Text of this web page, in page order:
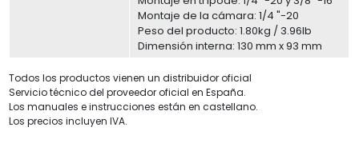
Montaje de la cámara: 1/4 "-20
Peso del producto: 1.80kg / 3.96lb
Dimensión interna: 130 mm x 93 mm
Todos los productos vienen un distribuidor oficial
Servicio técnico del proveedor oficial en España.
Los manuales e instrucciones están en castellano.
Los precios incluyen IVA.